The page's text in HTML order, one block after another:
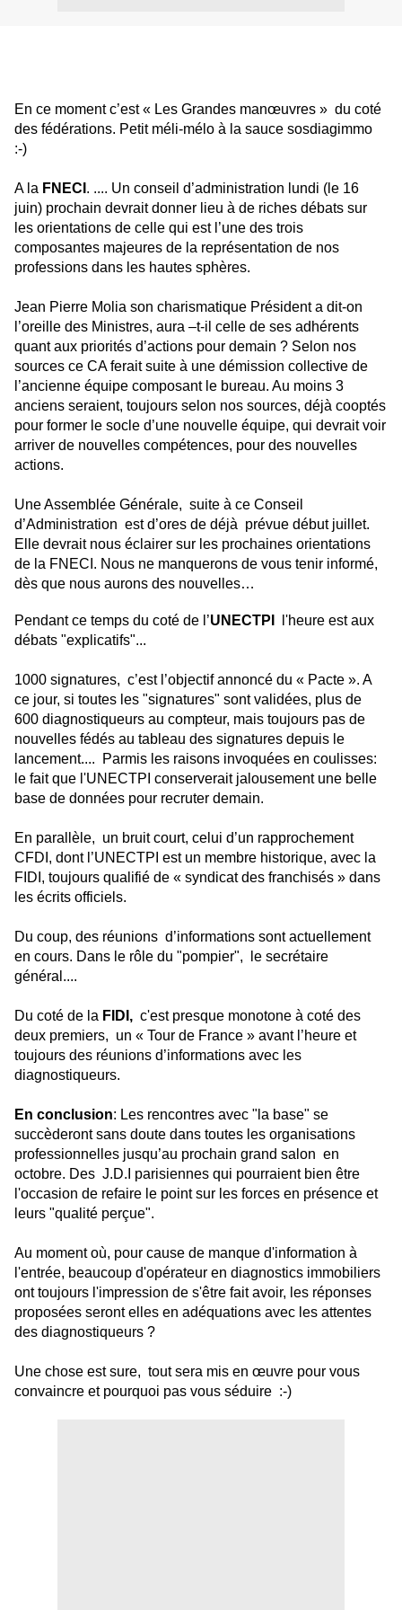
En ce moment c’est « Les Grandes manœuvres » du coté
des fédérations. Petit méli-mélo à la sauce sosdiagimmo
:-)
A la FNECI . .... Un conseil d’administration lundi (le 16
juin) prochain devrait donner lieu à de riches débats sur
les orientations de celle qui est l’une des trois
composantes majeures de la représentation de nos
professions dans les hautes sphères.
Jean Pierre Molia son charismatique Président a dit-on
l’oreille des Ministres, aura –t-il celle de ses adhérents
quant aux priorités d’actions pour demain ? Selon nos
sources ce CA ferait suite à une démission collective de
l’ancienne équipe composant le bureau. Au moins 3
anciens seraient, toujours selon nos sources, déjà cooptés
pour former le socle d’une nouvelle équipe, qui devrait voir
arriver de nouvelles compétences, pour des nouvelles
actions.
Une Assemblée Générale, suite à ce Conseil
d’Administration est d’ores de déjà prévue début juillet.
Elle devrait nous éclairer sur les prochaines orientations
de la FNECI. Nous ne manquerons de vous tenir informé,
dès que nous aurons des nouvelles…
Pendant ce temps du coté de l’UNECTPI
l'heure est aux
débats "explicatifs"...
1000 signatures, c’est l’objectif annoncé du « Pacte ». A
ce jour, si toutes les "signatures" sont validées, plus de
600 diagnostiqueurs au compteur, mais toujours pas de
nouvelles fédés au tableau des signatures depuis le
lancement.... Parmis les raisons invoquées en coulisses:
le fait que l'UNECTPI conserverait jalousement une belle
base de données pour recruter demain.
En parallèle, un bruit court, celui d’un rapprochement
CFDI, dont l’UNECTPI est un membre historique, avec la
FIDI, toujours qualifié de « syndicat des franchisés » dans
les écrits officiels.
Du coup, des réunions d’informations sont actuellement
en cours. Dans le rôle du "pompier", le secrétaire
général....
Du coté de la FIDI, c'est presque monotone à coté des
deux premiers, un « Tour de France » avant l’heure et
toujours des réunions d’informations avec les
diagnostiqueurs.
En conclusion: Les rencontres avec "la base" se
succèderont sans doute dans toutes les organisations
professionnelles jusqu’au prochain grand salon en
octobre. Des J.D.I parisiennes qui pourraient bien être
l'occasion de refaire le point sur les forces en présence et
leurs "qualité perçue".
Au moment où, pour cause de manque d'information à
l'entrée, beaucoup d'opérateur en diagnostics immobiliers
ont toujours l'impression de s'être fait avoir, les réponses
proposées seront elles en adéquations avec les attentes
des diagnostiqueurs ?
Une chose est sure, tout sera mis en œuvre pour vous
convaincre et pourquoi pas vous séduire :-)